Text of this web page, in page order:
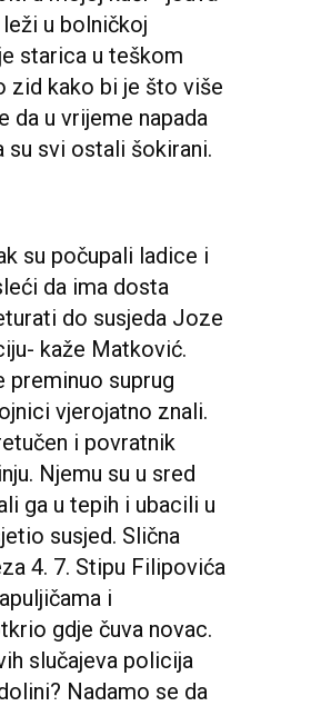
u bolničkoj
starica u teškom
zid kako bi je što više
da u vrijeme napada
su svi ostali šokirani.
su počupali ladice i
da ima dosta
do susjeda Joze
kaže Matković.
preminuo suprug
vjerojatno znali.
i povratnik
Njemu su u sred
ga u tepih i ubacili u
susjed. Slična
4. 7. Stipu Filipovića
i
gdje čuva novac.
slučajeva policija
Nadamo se da